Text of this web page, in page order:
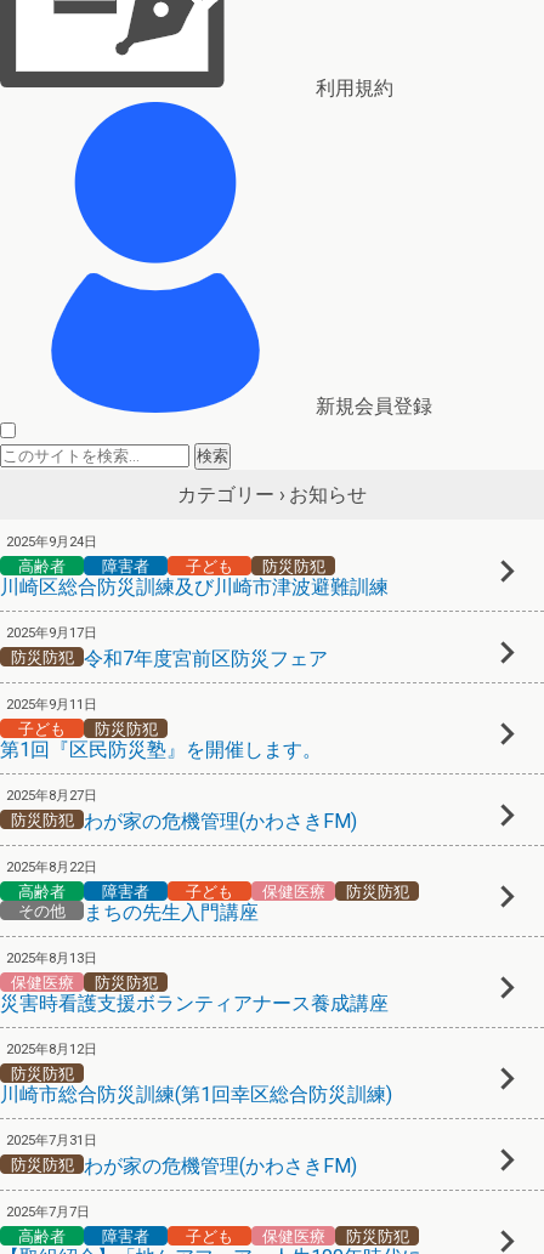
利用規約
新規会員登録
カテゴリー › お知らせ
2025年9月24日
高齢者 障害者 子ども 防災防犯
川崎区総合防災訓練及び川崎市津波避難訓練
2025年9月17日
防災防犯 令和7年度宮前区防災フェア
2025年9月11日
子ども 防災防犯
第1回『区民防災塾』を開催します。
2025年8月27日
防災防犯 わが家の危機管理(かわさきFM)
2025年8月22日
高齢者 障害者 子ども 保健医療
防災防犯
その他
まちの先生入門講座
2025年8月13日
保健医療 防災防犯
災害時看護支援ボランティアナース養成講座
2025年8月12日
防災防犯
川崎市総合防災訓練(第1回幸区総合防災訓練)
2025年7月31日
防災防犯 わが家の危機管理(かわさきFM)
2025年7月7日
高齢者 障害者 子ども 保健医療 防災防犯